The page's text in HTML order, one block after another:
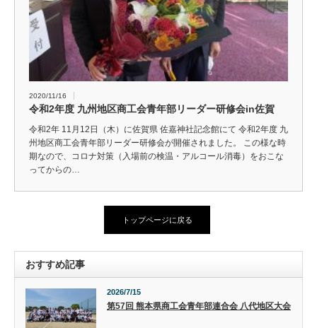
2020/11/16
令和2年度 九州地区商工会青年部リーダー研修会in佐賀
令和2年 11月12日（木）に佐賀県 佐嘉神社記念館にて 令和2年度 九
州地区商工会青年部リーダー研修会が開催されました。 この様な時
期なので、コロナ対策（入場前の検温・アルコール消毒）をおこな
ってからの…
トップページに戻る
おすすめ記事
2026/7/15
第57回 熊本県商工会青年部連合会 八代地区大会